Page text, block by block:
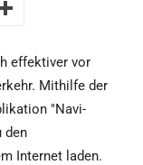
effektiver vor
Mithilfe der
"Navi-
den
Internet laden.